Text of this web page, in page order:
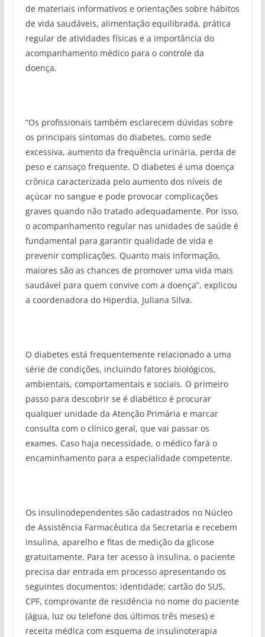
de materiais informativos e orientações sobre hábitos
de vida saudáveis, alimentação equilibrada, prática
regular de atividades físicas e a importância do
acompanhamento médico para o controle da
doença.
“Os profissionais também esclarecem dúvidas sobre
os principais sintomas do diabetes, como sede
excessiva, aumento da frequência urinária, perda de
peso e cansaço frequente. O diabetes é uma doença
crônica caracterizada pelo aumento dos níveis de
açúcar no sangue e pode provocar complicações
graves quando não tratado adequadamente. Por isso,
o acompanhamento regular nas unidades de saúde é
fundamental para garantir qualidade de vida e
prevenir complicações. Quanto mais informação,
maiores são as chances de promover uma vida mais
saudável para quem convive com a doença”, explicou
a coordenadora do Hiperdia, Juliana Silva.
O diabetes está frequentemente relacionado a uma
série de condições, incluindo fatores biológicos,
ambientais, comportamentais e sociais. O primeiro
passo para descobrir se é diabético é procurar
qualquer unidade da Atenção Primária e marcar
consulta com o clínico geral, que vai passar os
exames. Caso haja necessidade, o médico fará o
encaminhamento para a especialidade competente.
Os insulinodependentes são cadastrados no Núcleo
de Assistência Farmacêutica da Secretaria e recebem
insulina, aparelho e fitas de medição da glicose
gratuitamente. Para ter acesso à insulina, o paciente
precisa dar entrada em processo apresentando os
seguintes documentos: identidade; cartão do SUS,
CPF, comprovante de residência no nome do paciente
(água, luz ou telefone dos últimos três meses) e
receita médica com esquema de insulinoterapia